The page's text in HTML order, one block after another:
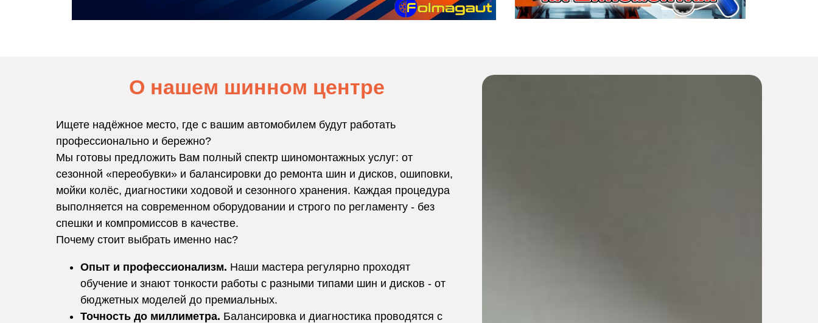
О нашем шинном центре
Ищете надёжное место, где с вашим автомобилем будут работать
профессионально и бережно?
Мы готовы предложить Вам полный спектр шиномонтажных услуг: от
сезонной «переобувки» и балансировки до ремонта шин и дисков, ошиповки,
мойки колёс, диагностики ходовой и сезонного хранения. Каждая процедура
выполняется на современном оборудовании и строго по регламенту - без
спешки и компромиссов в качестве.
Почему стоит выбрать именно нас?
Опыт и профессионализм. Наши мастера регулярно проходят
обучение и знают тонкости работы с разными типами шин и дисков - от
бюджетных моделей до премиальных.
Точность до миллиметра. Балансировка и диагностика проводятся с